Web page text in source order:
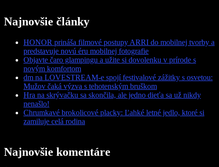
Najnovšie články
HONOR prináša filmové postupy ARRI do mobilnej tvorby a
predstavuje novú éru mobilnej fotografie
Objavte čaro glampingu a užite si dovolenku v prírode s
novým komfortom
dm na LOVESTREAM-e spojí festivalové zážitky s osvetou:
Mužov čaká výzva s tehotenským bruškom
Hra na skrývačku sa skončila, ale jedno dieťa sa už nikdy
nenašlo!
Chrumkavé brokolicové placky: Ľahké letné jedlo, ktoré si
zamiluje celá rodina
Najnovšie komentáre